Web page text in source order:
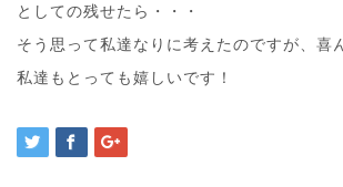
としての残せたら・・・
そう思って私達なりに考えたのですが、喜
私達もとっても嬉しいです！